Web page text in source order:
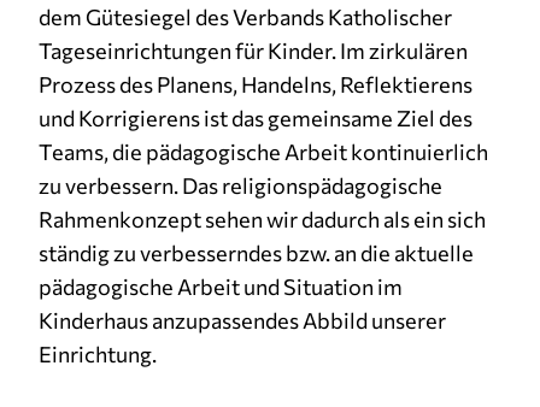
dem Gütesiegel des Verbands Katholischer
Tageseinrichtungen für Kinder. Im zirkulären
Prozess des Planens, Handelns, Reflektierens
und Korrigierens ist das gemeinsame Ziel des
Teams, die pädagogische Arbeit kontinuierlich
zu verbessern. Das religionspädagogische
Rahmenkonzept sehen wir dadurch als ein sich
ständig zu verbesserndes bzw. an die aktuelle
pädagogische Arbeit und Situation im
Kinderhaus anzupassendes Abbild unserer
Einrichtung.